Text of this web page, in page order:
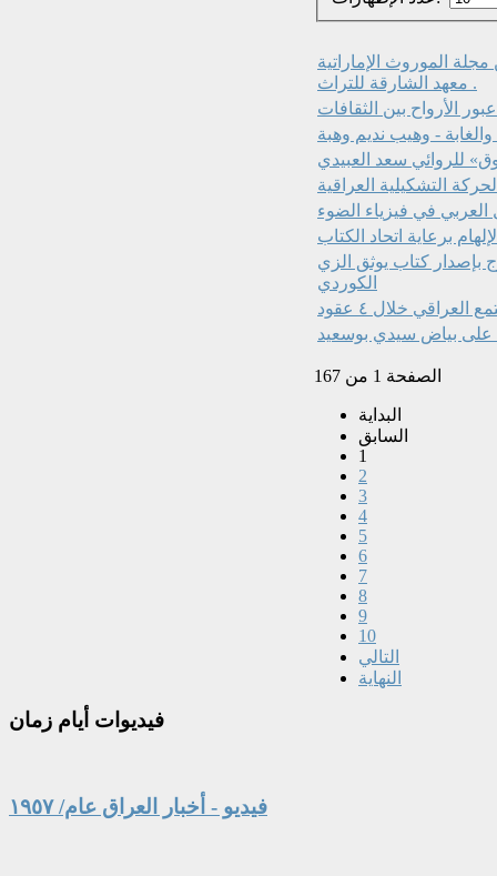
والأربعون ( السنة العاشرة ــ ٢٠٢٦م) من مجلة الموروث الإماراتية
. معهد الشارقة للتراث
والغابة - وهيب نديم وهبة
للروائي سعد العبيدي
التشكيلية العراقية
في فيزياء الضوء
برعاية اتحاد الكتاب
بإصدار كتاب يوثق الزي
الكوردي
خلال ٤ عقود
على بياض سيدي بوسعيد
الصفحة 1 من 167
البداية
السابق
1
2
3
4
5
6
7
8
9
10
التالي
النهاية
فيديوات أيام زمان
فيديو - أخبار العراق عام/ ١٩٥٧